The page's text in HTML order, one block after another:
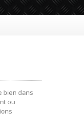
bien dans
ou